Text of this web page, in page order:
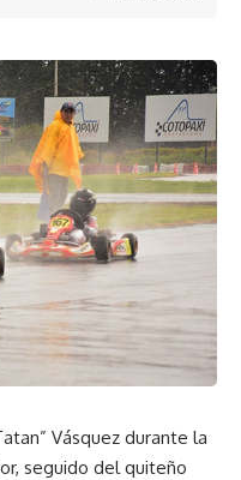
Vásquez durante la
seguido del quiteño